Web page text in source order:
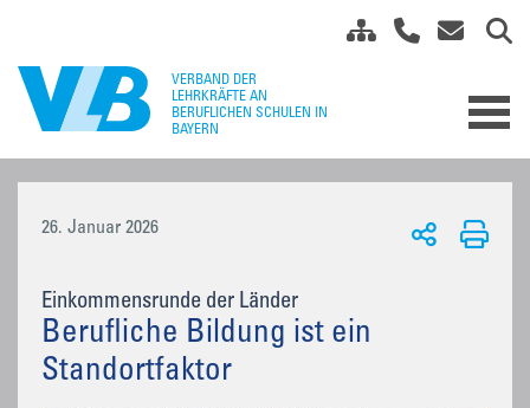
26. Januar 2026
Einkommensrunde der Länder
Berufliche Bildung ist ein
Standortfaktor